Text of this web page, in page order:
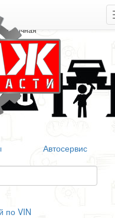
Автосервис
по VIN